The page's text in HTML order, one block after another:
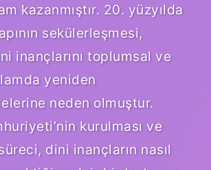
kazanmıştır. 20. yüzyılda
sekülerleşmesi,
inançlarını toplumsal ve
yeniden
neden olmuştur.
kurulması ve
dini inançların nasıl